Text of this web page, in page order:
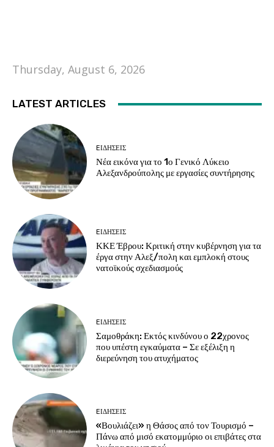
Thursday, August 6, 2026
LATEST ARTICLES
EΙΔΗΣΕΙΣ
Νέα εικόνα για το 1ο Γενικό Λύκειο
Αλεξανδρούπολης με εργασίες συντήρησης
EΙΔΗΣΕΙΣ
ΚΚΕ Έβρου: Κριτική στην κυβέρνηση για τα
έργα στην Αλεξ/πολη και εμπλοκή στους
νατοϊκούς σχεδιασμούς
EΙΔΗΣΕΙΣ
Σαμοθράκη: Εκτός κινδύνου ο 22χρονος
που υπέστη εγκαύματα – Σε εξέλιξη η
διερεύνηση του ατυχήματος
EΙΔΗΣΕΙΣ
«Βουλιάζει» η Θάσος από τον Τουρισμό –
Πάνω από μισό εκατομμύριο οι επιβάτες στα